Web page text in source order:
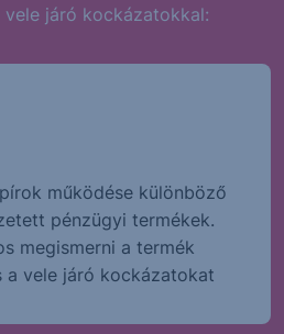
járó kockázatokkal:
működése különböző
pénzügyi termékek.
megismerni a termék
a vele járó kockázatokat